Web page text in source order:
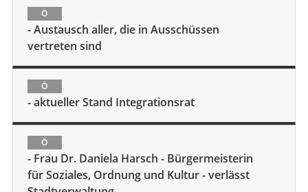
Ö
- Austausch aller, die in Ausschüssen
vertreten sind
Ö
- aktueller Stand Integrationsrat
Ö
- Frau Dr. Daniela Harsch - Bürgermeisterin
für Soziales, Ordnung und Kultur - verlässt